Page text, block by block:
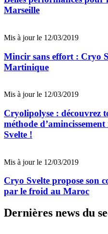
Marseille
Mis à jour le 12/03/2019
Mincir sans effort : Cryo
Martinique
Mis à jour le 12/03/2019
Cryolipolyse : découvrez
méthode
Svelte !
Mis à jour le 12/03/2019
Cryo Svelte propose son
par le froid au Maroc
Dernières news du